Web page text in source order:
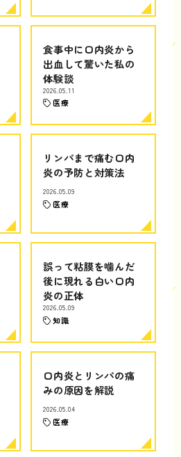
食事中に口内炎から
出血して驚いた私の
体験談
2026.05.11
医療
リンパまで痛む口内
炎の予防と対策法
2026.05.09
医療
誤って粘膜を噛んだ
後に現れる白い口内
炎の正体
2026.05.09
知識
口内炎とリンパの痛
みの原因を解説
2026.05.04
医療